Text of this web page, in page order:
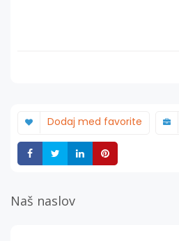
Dodaj med favorite
Deli Deli Deli
Naš naslov